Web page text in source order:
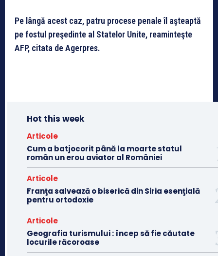
Pe lângă acest caz, patru procese penale îl aşteaptă
pe fostul preşedinte al Statelor Unite, reaminteşte
AFP, citata de Agerpres.
Hot this week
Articole
Cum a batjocorit până la moarte statul
român un erou aviator al României
Articole
Franţa salvează o biserică din Siria esenţială
pentru ortodoxie
Articole
Geografia turismului : încep să fie căutate
locurile răcoroase